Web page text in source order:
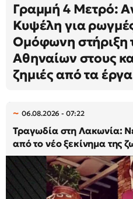
Γραμμή 4 Μετρό:
Κυψέλη για
Ομόφωνη στήριξη
Αθηναίων στους
ζημιές από τα έργα
06.08.2026 - 07:22
Τραγωδία στη Λακωνία:
από το νέο ξεκίνημα της